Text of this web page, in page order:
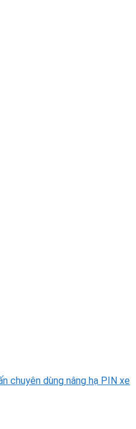
chuyên dùng nâng hạ PIN xe